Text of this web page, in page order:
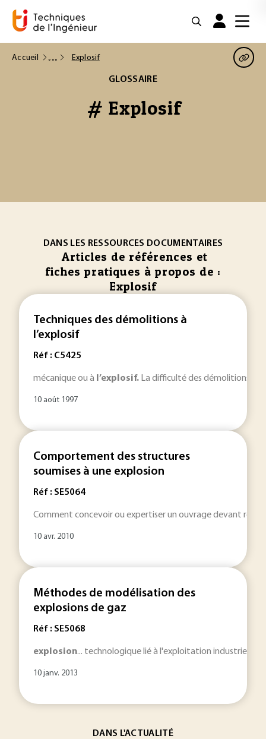
Accueil Explosif
GLOSSAIRE
# Explosif
DANS LES RESSOURCES DOCUMENTAIRES
Articles de références et
fiches pratiques à propos de :
Explosif
Techniques des démolitions à
l’explosif
Réf : C5425
mécanique ou à l’explosif. La difficulté des démolitions à
10 août 1997
Comportement des structures
soumises à une explosion
Réf : SE5064
Comment concevoir ou expertiser un ouvrage devant
10 avr. 2010
Méthodes de modélisation des
explosions de gaz
Réf : SE5068
explosion... technologique lié à l'exploitation industrielle.
10 janv. 2013
DANS L'ACTUALITÉ